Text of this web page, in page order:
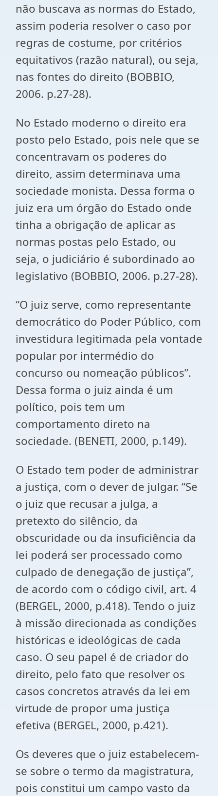
não buscava as normas do Estado,
assim poderia resolver o caso por
regras de costume, por critérios
equitativos (razão natural), ou seja,
nas fontes do direito (BOBBIO,
2006. p.27-28).
No Estado moderno o direito era
posto pelo Estado, pois nele que se
concentravam os poderes do
direito, assim determinava uma
sociedade monista. Dessa forma o
juiz era um órgão do Estado onde
tinha a obrigação de aplicar as
normas postas pelo Estado, ou
seja, o judiciário é subordinado ao
legislativo (BOBBIO, 2006. p.27-28).
“O juiz serve, como representante
democrático do Poder Público, com
investidura legitimada pela vontade
popular por intermédio do
concurso ou nomeação públicos”.
Dessa forma o juiz ainda é um
político, pois tem um
comportamento direto na
sociedade. (BENETI, 2000, p.149).
O Estado tem poder de administrar
a justiça, com o dever de julgar. “Se
o juiz que recusar a julga, a
pretexto do silêncio, da
obscuridade ou da insuficiência da
lei poderá ser processado como
culpado de denegação de justiça”,
de acordo com o código civil, art. 4
(BERGEL, 2000, p.418). Tendo o juiz
à missão direcionada as condições
históricas e ideológicas de cada
caso. O seu papel é de criador do
direito, pelo fato que resolver os
casos concretos através da lei em
virtude de propor uma justiça
efetiva (BERGEL, 2000, p.421).
Os deveres que o juiz estabelecem-
se sobre o termo da magistratura,
pois constitui um campo vasto da